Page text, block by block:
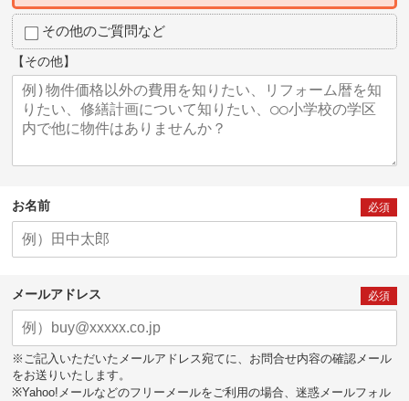
その他のご質問など
【その他】
お名前 必須
メールアドレス 必須
※ご記入いただいたメールアドレス宛てに、お問合せ内容の確認メール
をお送りいたします。
※Yahoo!メールなどのフリーメールをご利用の場合、迷惑メールフォル